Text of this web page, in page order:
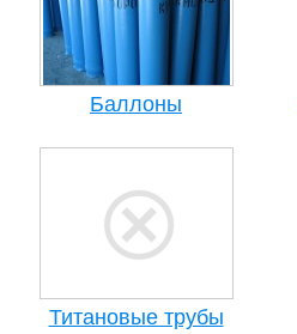
Баллоны
Титановые трубы